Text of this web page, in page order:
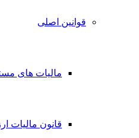
قوانین اصلی
مالیات های
قانون مالیات